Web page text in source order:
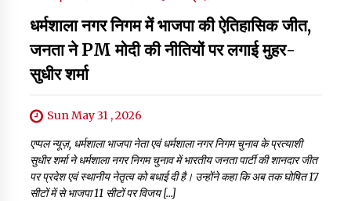
धर्मशाला नगर निगम में भाजपा की ऐतिहासिक जीत,
जनता ने PM मोदी की नीतियों पर लगाई मुहर-
सुधीर शर्मा
Sun May 31 , 2026
एप्पल न्यूज़, धर्मशाला भाजपा नेता एवं धर्मशाला नगर निगम चुनाव के प्रत्याशी
सुधीर शर्मा ने धर्मशाला नगर निगम चुनाव में भारतीय जनता पार्टी की शानदार जीत
पर प्रदेश एवं स्थानीय नेतृत्व को बधाई दी है। उन्होंने कहा कि अब तक घोषित 17
सीटों में से भाजपा 11 सीटों पर विजय […]